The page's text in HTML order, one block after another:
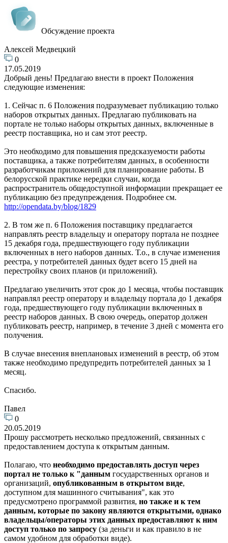
Обсуждение проекта
Алексей Медвецкий
0
17.05.2019
Добрый день! Предлагаю внести в проект Положения
следующие изменения:
1. Сейчас п. 6 Положения подразумевает публикацию только
наборов открытых данных. Предлагаю публиковать на
портале не только наборы открытых данных, включенные в
реестр поставщика, но и сам этот реестр.
Это необходимо для повышения предсказуемости работы
поставщика, а также потребителям данных, в особенности
разработчикам приложений для планирование работы. В
белорусской практике нередки случаи, когда
распространитель общедоступной информации прекращает ее
публикацию без предупреждения. Подробнее см.
http://opendata.by/blog/1829
2. В том же п. 6 Положения поставщику предлагается
направлять реестр владельцу и оператору портала не позднее
15 декабря года, предшествующего году публикации
включенных в него наборов данных. Т.о., в случае изменения
реестра, у потребителей данных будет всего 15 дней на
перестройку своих планов (и приложений).
Предлагаю увеличить этот срок до 1 месяца, чтобы поставщик
направлял реестр оператору и владельцу портала до 1 декабря
года, предшествующего году публикации включенных в
реестр наборов данных. В свою очередь, оператор должен
публиковать реестр, например, в течение 3 дней с момента его
получения.
В случае внесения внеплановых изменений в реестр, об этом
также необходимо предупредить потребителей данных за 1
месяц.
Спасибо.
Павел
0
20.05.2019
Прошу рассмотреть несколько предложений, связанных с
предоставлением доступа к открытым данным.
Полагаю, что необходимо предоставлять доступ через
портал не только к "данным государственных органов и
организаций, опубликованным в открытом виде,
доступном для машинного считывания", как это
предусмотрено программой развития, но также и к тем
данным, которые по закону являются открытыми, однако
владельцы/операторы этих данных предоставляют к ним
доступ только по запросу (за деньги и как правило в не
самом удобном для обработки виде).